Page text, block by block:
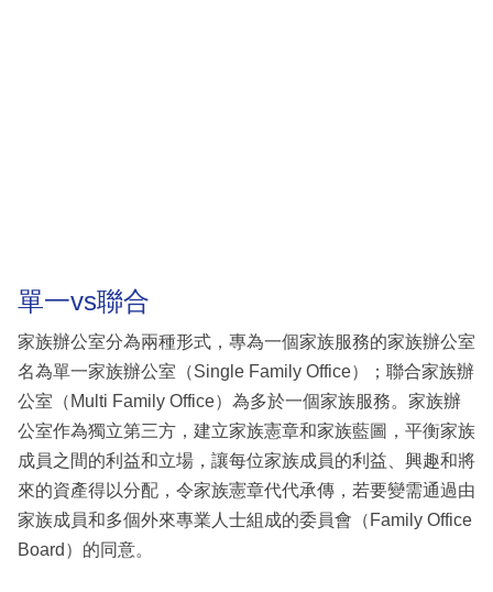
單一vs聯合
家族辦公室分為兩種形式，專為一個家族服務的家族辦公室
名為單一家族辦公室（Single Family Office）；聯合家族辦
公室（Multi Family Office）為多於一個家族服務。家族辦
公室作為獨立第三方，建立家族憲章和家族藍圖，平衡家族
成員之間的利益和立場，讓每位家族成員的利益、興趣和將
來的資產得以分配，令家族憲章代代承傳，若要變需通過由
家族成員和多個外來專業人士組成的委員會（Family Office
Board）的同意。